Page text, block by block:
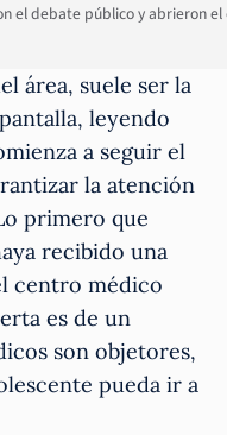
el debate público y abrieron
área, suele ser la
leyendo
a seguir el
la atención
primero que
recibido una
centro médico
es de un
son objetores,
pueda ir a